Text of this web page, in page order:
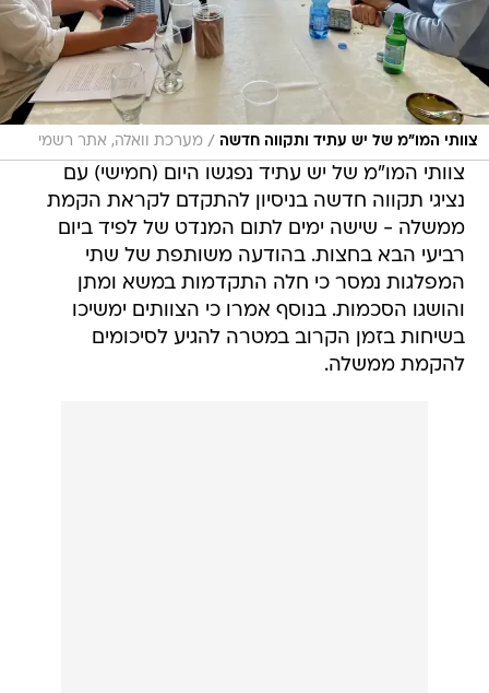
צוותי המו"מ של יש עתיד ותקווה חדשה / מערכת וואלה, אתר רשמי
צוותי המו"מ של יש עתיד נפגשו היום (חמישי) עם
נציגי תקווה חדשה בניסיון להתקדם לקראת הקמת
ממשלה - שישה ימים לתום המנדט של לפיד ביום
רביעי הבא בחצות. בהודעה משותפת של שתי
המפלגות נמסר כי חלה התקדמות במשא ומתן
והושגו הסכמות. בנוסף אמרו כי הצוותים ימשיכו
בשיחות בזמן הקרוב במטרה להגיע לסיכומים
להקמת ממשלה.